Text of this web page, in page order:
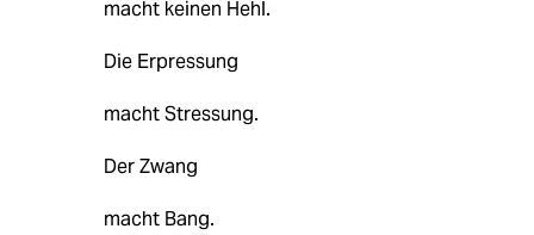
macht keinen Hehl.
Die Erpressung
macht Stressung.
Der Zwang
macht Bang.